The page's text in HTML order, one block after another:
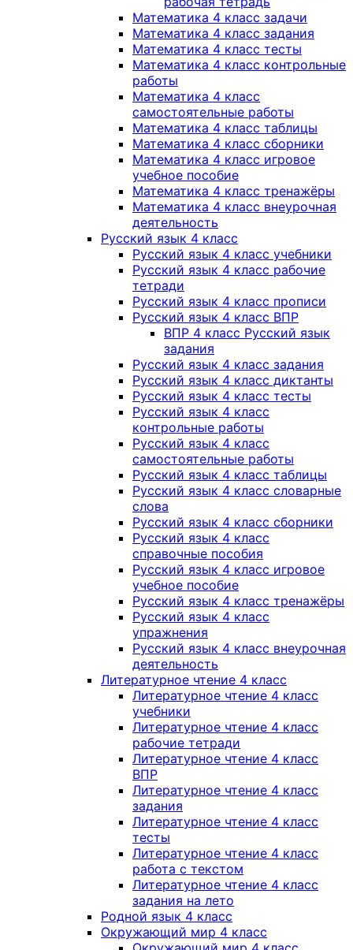
Математика 4 класс задачи
Математика 4 класс задания
Математика 4 класс тесты
Математика 4 класс контрольные
работы
Математика 4 класс
самостоятельные работы
Математика 4 класс таблицы
Математика 4 класс сборники
Математика 4 класс игровое
учебное пособие
Математика 4 класс тренажёры
Математика 4 класс внеурочная
деятельность
Русский язык 4 класс
Русский язык 4 класс учебники
Русский язык 4 класс рабочие
тетради
Русский язык 4 класс прописи
Русский язык 4 класс ВПР
ВПР 4 класс Русский язык
задания
Русский язык 4 класс задания
Русский язык 4 класс диктанты
Русский язык 4 класс тесты
Русский язык 4 класс
контрольные работы
Русский язык 4 класс
самостоятельные работы
Русский язык 4 класс таблицы
Русский язык 4 класс словарные
слова
Русский язык 4 класс сборники
Русский язык 4 класс
справочные пособия
Русский язык 4 класс игровое
учебное пособие
Русский язык 4 класс тренажёры
Русский язык 4 класс
упражнения
Русский язык 4 класс внеурочная
деятельность
Литературное чтение 4 класс
Литературное чтение 4 класс
учебники
Литературное чтение 4 класс
рабочие тетради
Литературное чтение 4 класс
ВПР
Литературное чтение 4 класс
задания
Литературное чтение 4 класс
тесты
Литературное чтение 4 класс
работа с текстом
Литературное чтение 4 класс
задания на лето
Родной язык 4 класс
Окружающий мир 4 класс